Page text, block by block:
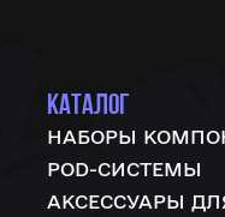
КАТАЛОГ
НАБОРЫ
POD-СИСТЕМЫ
АКСЕССУАРЫ